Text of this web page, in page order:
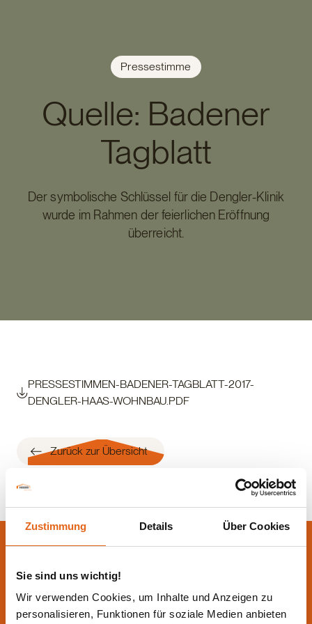
Zustimmung Details Über Cookies
Sie sind uns wichtig!
Wir verwenden Cookies, um Inhalte und Anzeigen zu
personalisieren, Funktionen für soziale Medien anbieten
Pressestimme
Quelle: Badener
Tagblatt
Der symbolische Schlüssel für die Dengler-Klinik
wurde im Rahmen der feierlichen Eröffnung
überreicht.
PRESSESTIMMEN-BADENER-TAGBLATT-2017-
DENGLER-HAAS-WOHNBAU.PDF
Zurück zur Übersicht
Lassen Sie sich jetzt
beraten.
Die beste Beratung ist die persönliche - von einem Haas